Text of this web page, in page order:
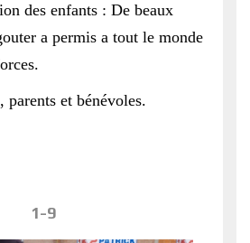
des enfants : De beaux
a permis a tout le monde
et bénévoles.
1-9